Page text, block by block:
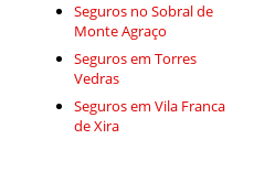
Seguros no Sobral de
Monte Agraço
Seguros em Torres
Vedras
Seguros em Vila Franca
de Xira